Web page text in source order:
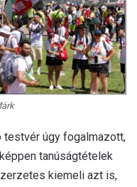
úgy fogalmazott,
tanúságtételek
kiemeli azt is,